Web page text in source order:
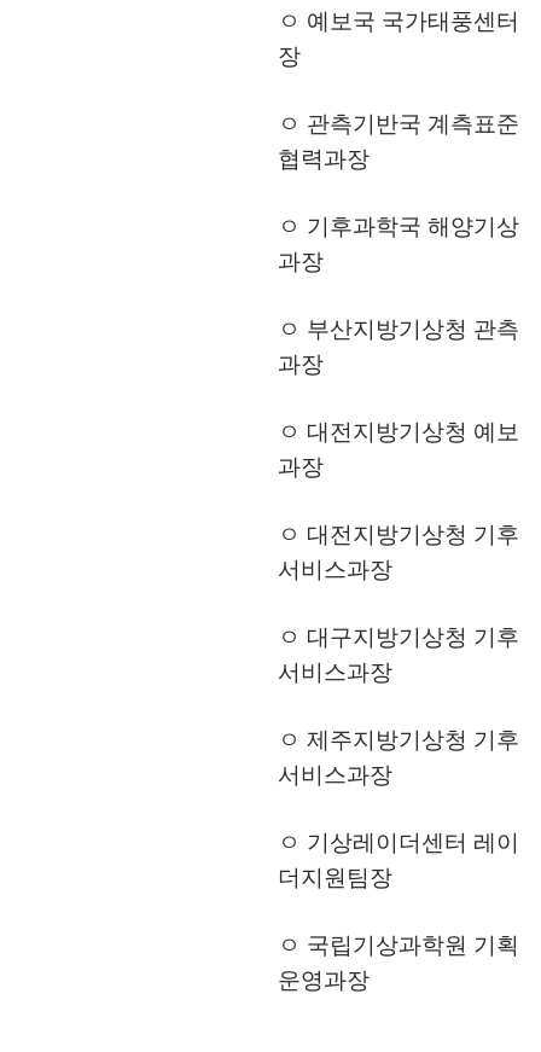
ㅇ 예보국 국가태풍센터
장
ㅇ 관측기반국 계측표준
협력과장
ㅇ 기후과학국 해양기상
과장
ㅇ 부산지방기상청 관측
과장
ㅇ 대전지방기상청 예보
과장
ㅇ 대전지방기상청 기후
서비스과장
ㅇ 대구지방기상청 기후
서비스과장
ㅇ 제주지방기상청 기후
서비스과장
ㅇ 기상레이더센터 레이
더지원팀장
ㅇ 국립기상과학원 기획
운영과장